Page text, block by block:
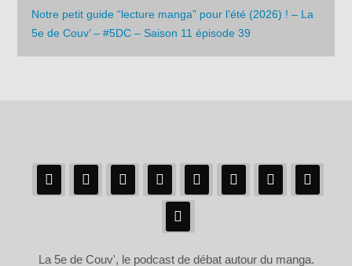
Notre petit guide “lecture manga” pour l’été (2026) ! – La
5e de Couv’ – #5DC – Saison 11 épisode 39
La 5e de Couv', le podcast de débat autour du manga.